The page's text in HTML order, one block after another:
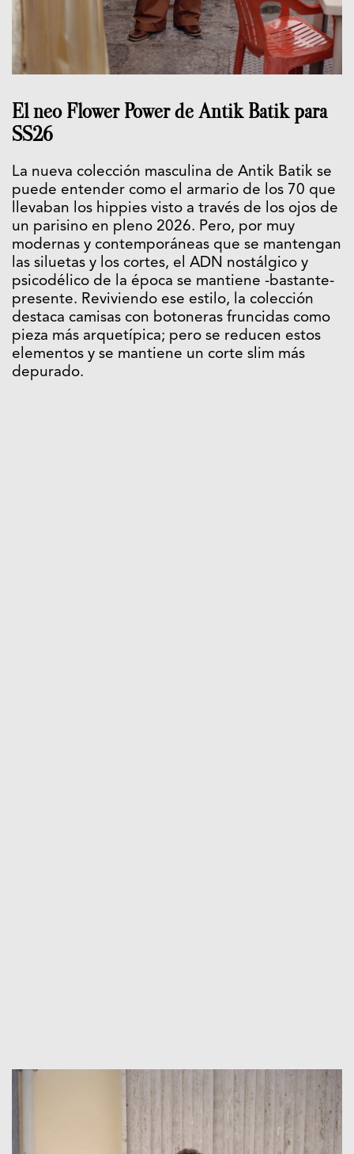
El neo Flower Power de Antik Batik para
SS26
La nueva colección masculina de Antik Batik se
puede entender como el armario de los 70 que
llevaban los hippies visto a través de los ojos de
un parisino en pleno 2026. Pero, por muy
modernas y contemporáneas que se mantengan
las siluetas y los cortes, el ADN nostálgico y
psicodélico de la época se mantiene -bastante-
presente. Reviviendo ese estilo, la colección
destaca camisas con botoneras fruncidas como
pieza más arquetípica; pero se reducen estos
elementos y se mantiene un corte slim más
depurado.